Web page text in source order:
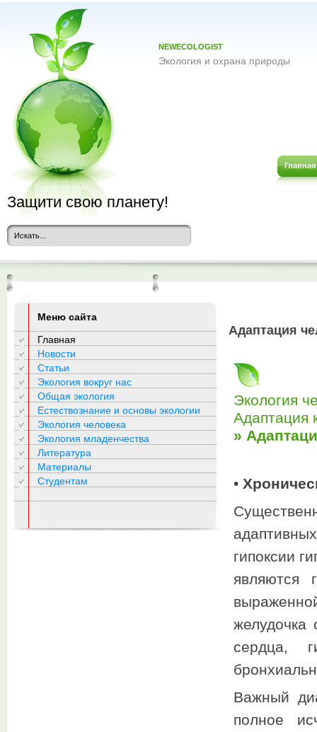
NEWECOLOGIST
Экология и охрана природы
Главная
Защити свою планету!
Меню сайта
Главная
Новости
Статьи
Экология вокруг нас
Общая экология
Естествознание и основы экологии
Экология человека
Экология младенчества
Литература
Материалы
Студентам
Адаптация
Экология
Адаптация
»
•
гипоксии
являются
желудочка
сердца,
Важный
полное